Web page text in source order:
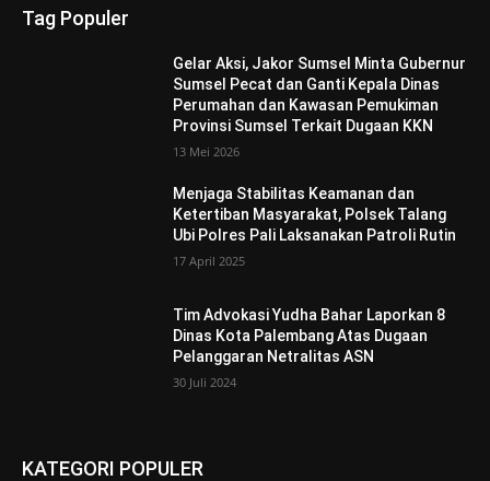
Tag Populer
Gelar Aksi, Jakor Sumsel Minta Gubernur
Sumsel Pecat dan Ganti Kepala Dinas
Perumahan dan Kawasan Pemukiman
Provinsi Sumsel Terkait Dugaan KKN
13 Mei 2026
Menjaga Stabilitas Keamanan dan
Ketertiban Masyarakat, Polsek Talang
Ubi Polres Pali Laksanakan Patroli Rutin
17 April 2025
Tim Advokasi Yudha Bahar Laporkan 8
Dinas Kota Palembang Atas Dugaan
Pelanggaran Netralitas ASN
30 Juli 2024
KATEGORI POPULER